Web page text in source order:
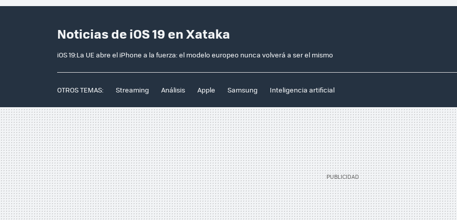
Noticias de iOS 19 en Xataka
iOS 19:La UE abre el iPhone a la fuerza: el modelo europeo nunca volverá a ser el mismo
OTROS TEMAS: Streaming Análisis Apple Samsung Inteligencia artificial